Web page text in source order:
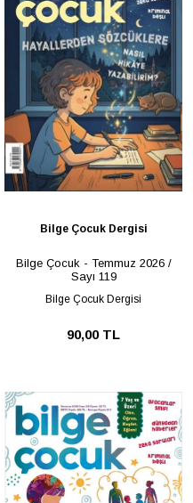
Bilge Çocuk Dergisi
Bilge Çocuk - Temmuz 2026 /
Sayı 119
Bilge Çocuk Dergisi
90,00 TL